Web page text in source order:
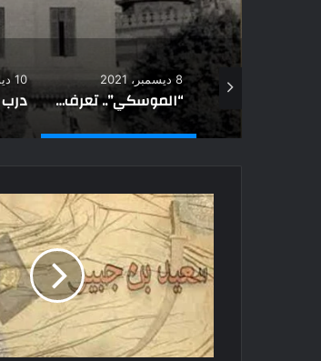
“الموسكي”.. تعرف على تاريخ هذا الحي وسبب التسمية
10 ديسمبر، 2025
درب الأربعين.. طريق القوافل الذي ربط مصر بعمق إفريقيا عبر آلاف السنين
3 مايو، 2023